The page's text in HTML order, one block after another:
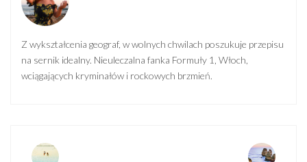
Z wykształcenia geograf, w wolnych chwilach poszukuje przepisu
na sernik idealny. Nieuleczalna fanka Formuły 1, Włoch,
wciągających kryminałów i rockowych brzmień.